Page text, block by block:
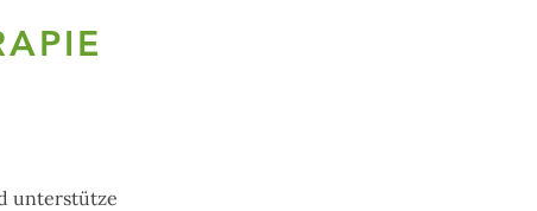
unterstütze